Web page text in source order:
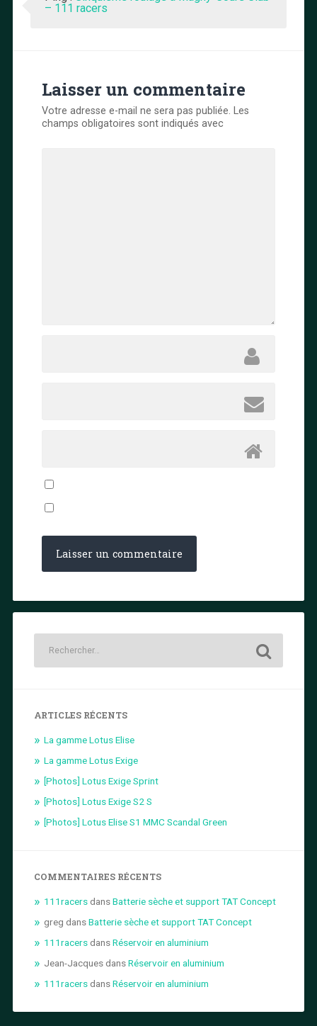
– 111 racers
Laisser un commentaire
Votre adresse e-mail ne sera pas publiée. Les
champs obligatoires sont indiqués avec
ARTICLES RÉCENTS
La gamme Lotus Elise
La gamme Lotus Exige
[Photos] Lotus Exige Sprint
[Photos] Lotus Exige S2 S
[Photos] Lotus Elise S1 MMC Scandal Green
COMMENTAIRES RÉCENTS
111racersdansBatterie sèche et support TAT Concept
greg dansBatterie sèche et support TAT Concept
111racersdansRéservoir en aluminium
Jean-JacquesdansRéservoir en aluminium
111racersdansRéservoir en aluminium